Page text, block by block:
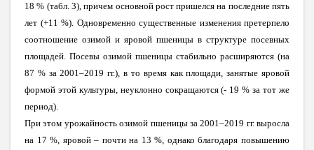
18 % (табл. 3), причем основной рост пришелся на последние пять
лет (+11 %). Одновременно существенные изменения претерпело
соотношение озимой и яровой пшеницы в структуре посевных
площадей. Посевы озимой пшеницы стабильно расширяются (на
87 % за 2001–2019 гг.), в то время как площади, занятые яровой
формой этой культуры, неуклонно сокращаются (- 19 % за тот же
период).
При этом урожайность озимой пшеницы за2001–2019 гг. выросла
на 17 %, яровой – почти на 13 %, однако благодаря повышению